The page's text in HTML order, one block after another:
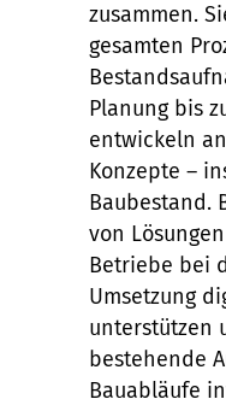
zusammen.
gesamten
Planung bis
entwickeln
Konzepte –
Baubestand.
von
Betriebe bei
Umsetzung
unterstützen
bestehende
Bauabläufe